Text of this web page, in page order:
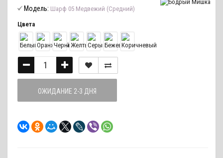
Модель: Шарф 05 Медвежий (Средний)
Цвета
ОЖИДАНИЕ 2-3 ДНЯ